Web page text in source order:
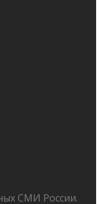
СМИ России.